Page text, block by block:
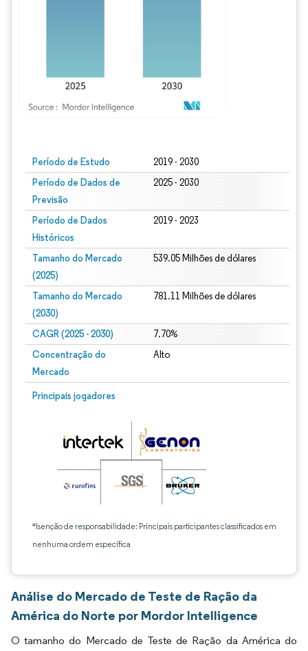
Período de Estudo 2019 - 2030
Período de Dados de
Previsão
2025 - 2030
Período de Dados
Históricos
2019 - 2023
Tamanho do Mercado
(2025)
539.05 Milhões de dólares
Tamanho do Mercado
(2030)
781.11 Milhões de dólares
CAGR (2025 - 2030) 7.70%
Concentração do
Mercado
Alto
Principais jogadores
*Isenção de responsabilidade: Principais participantes classificados em
nenhuma ordem específica
Análise do Mercado de Teste de Ração da
América do Norte por Mordor Intelligence
O tamanho do Mercado de Teste de Ração da América do